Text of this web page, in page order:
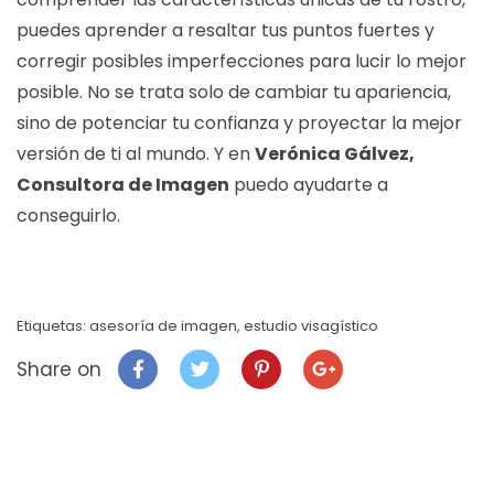
puedes aprender a resaltar tus puntos fuertes y
corregir posibles imperfecciones para lucir lo mejor
posible. No se trata solo de cambiar tu apariencia,
sino de potenciar tu confianza y proyectar la mejor
versión de ti al mundo. Y enVerónica Gálvez,
Consultora de Imagen puedo ayudarte a
conseguirlo.
Etiquetas: asesoría de imagen, estudio visagístico
Share on